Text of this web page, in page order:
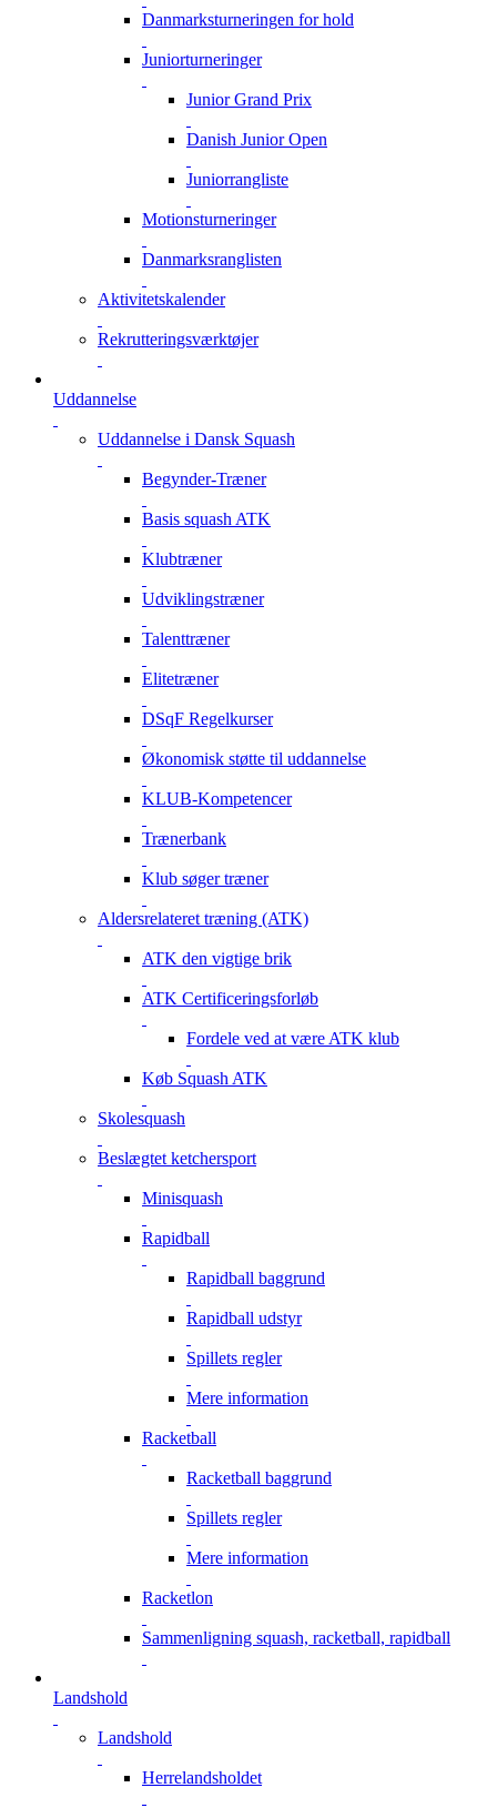
Danmarksturneringen for hold
Juniorturneringer
Junior Grand Prix
Danish Junior Open
Juniorrangliste
Motionsturneringer
Danmarksranglisten
Aktivitetskalender
Rekrutteringsværktøjer
Uddannelse
Uddannelse i Dansk Squash
Begynder-Træner
Basis squash ATK
Klubtræner
Udviklingstræner
Talenttræner
Elitetræner
DSqF Regelkurser
Økonomisk støtte til uddannelse
KLUB-Kompetencer
Trænerbank
Klub søger træner
Aldersrelateret træning (ATK)
ATK den vigtige brik
ATK Certificeringsforløb
Fordele ved at være ATK klub
Køb Squash ATK
Skolesquash
Beslægtet ketchersport
Minisquash
Rapidball
Rapidball baggrund
Rapidball udstyr
Spillets regler
Mere information
Racketball
Racketball baggrund
Spillets regler
Mere information
Racketlon
Sammenligning squash, racketball, rapidball
Landshold
Landshold
Herrelandsholdet